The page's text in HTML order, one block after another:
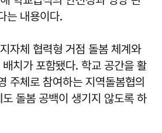
는 내용이다.
자체 협력형 거점 돌봄 체계와
치가 포함됐다. 학교 공간을 활
주체로 참여하는 지역돌봄협의
돌봄 공백이 생기지 않도록 하